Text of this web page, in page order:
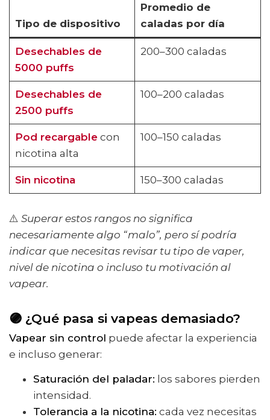
Tipo de dispositivo
Promedio de
caladas por día
Desechables de
5000 puffs
200–300 caladas
Desechables de
2500 puffs
100–200 caladas
Pod recargablecon
nicotina alta
100–150 caladas
Sin nicotina 150–300 caladas
⚠️ Superar estos rangos no significa
necesariamente algo “malo”, pero sí podría
indicar que necesitas revisar tu tipo de vaper,
nivel de nicotina o incluso tu motivación al
vapear.
🟣 ¿Qué pasa si vapeas demasiado?
Vapear sin control puede afectar la experiencia
e incluso generar:
Saturación del paladar: los sabores pierden
intensidad.
Tolerancia a la nicotina: cada vez necesitas